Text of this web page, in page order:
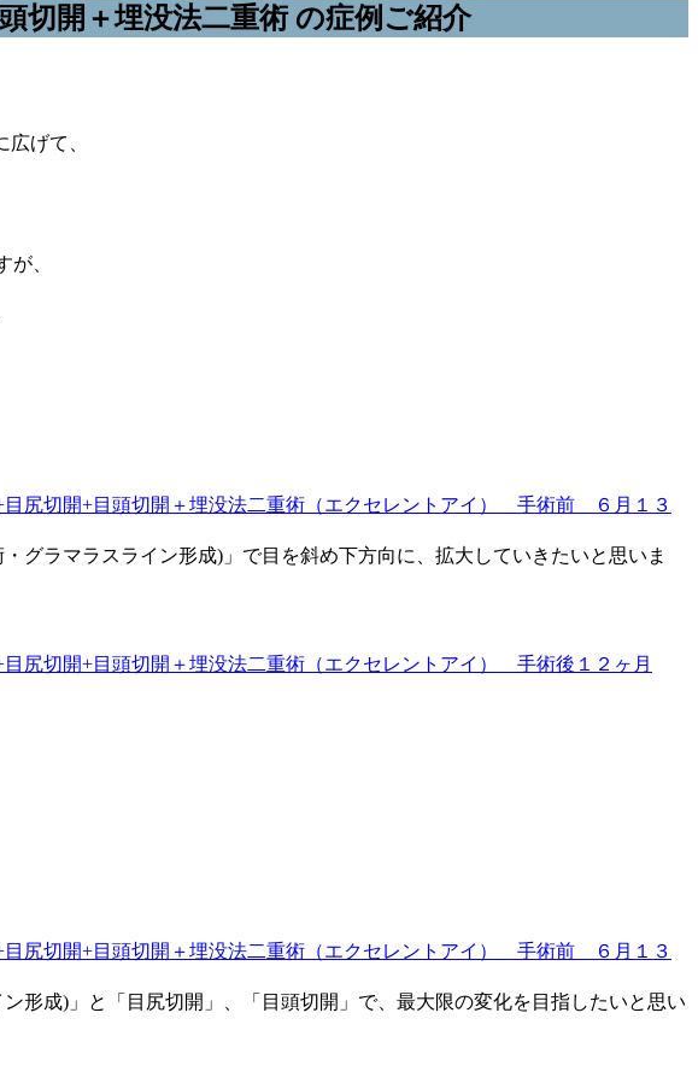
切開＋埋没法二重術 の症例ご紹介
げて、
、
グラマラスライン形成)」で目を斜め下方向に、拡大していきたいと思いま
形成)」と「目尻切開」、「目頭切開」で、最大限の変化を目指したいと思い